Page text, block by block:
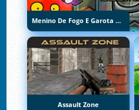
Menino De Fogo E Garota De Água 5: Elementos
Assault Zone